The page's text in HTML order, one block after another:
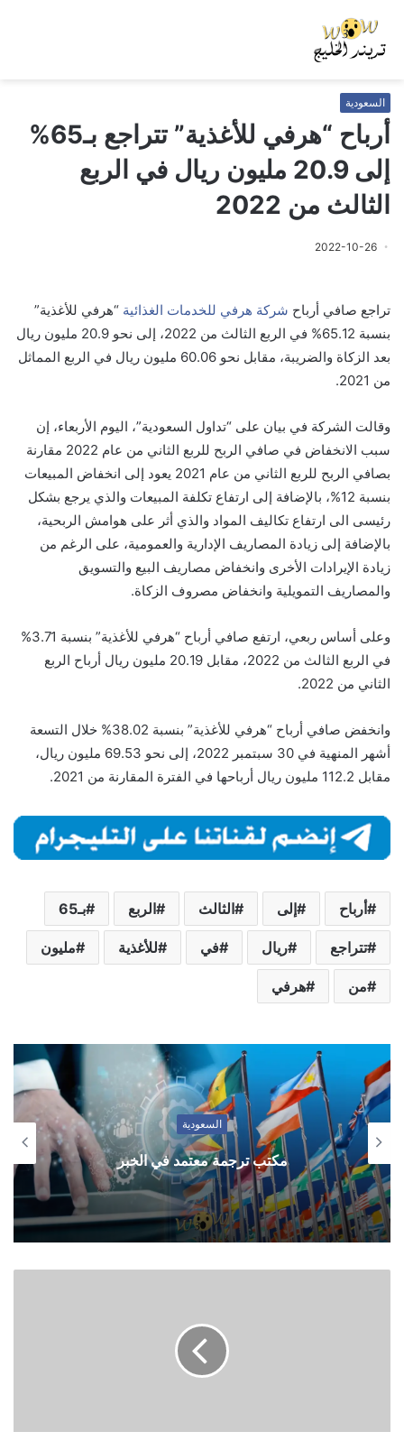
السعودية
أرباح “هرفي للأغذية” تتراجع بـ65%
إلى 20.9 مليون ريال في الربع
الثالث من 2022
2022-10-26
تراجع صافي أرباح شركة هرفي للخدمات الغذائية “هرفي للأغذية”
بنسبة 65.12% في الربع الثالث من 2022، إلى نحو 20.9 مليون ريال
بعد الزكاة والضريبة، مقابل نحو 60.06 مليون ريال في الربع المماثل
من 2021.
وقالت الشركة في بيان على “تداول السعودية”، اليوم الأربعاء، إن
سبب الانخفاض في صافي الربح للربع الثاني من عام 2022 مقارنة
بصافي الربح للربع الثاني من عام 2021 يعود إلى انخفاض المبيعات
بنسبة 12%، بالإضافة إلى ارتفاع تكلفة المبيعات والذي يرجع بشكل
رئيسى الى ارتفاع تكاليف المواد والذي أثر على هوامش الربحية،
بالإضافة إلى زيادة المصاريف الإدارية والعمومية، على الرغم من
زيادة الإيرادات الأخرى وانخفاض مصاريف البيع والتسويق
والمصاريف التمويلية وانخفاض مصروف الزكاة.
وعلى أساس ربعي، ارتفع صافي أرباح “هرفي للأغذية” بنسبة 3.71%
في الربع الثالث من 2022، مقابل 20.19 مليون ريال أرباح الربع
الثاني من 2022.
وانخفض صافي أرباح “هرفي للأغذية” بنسبة 38.02% خلال التسعة
أشهر المنهية في 30 سبتمبر 2022، إلى نحو 69.53 مليون ريال،
مقابل 112.2 مليون ريال أرباحها في الفترة المقارنة من 2021.
أرباح إلى الثالث الربع بـ65
تتراجع ريال في للأغذية مليون
من هرفي
السعودية
مكتب ترجمة معتمد في الخبر